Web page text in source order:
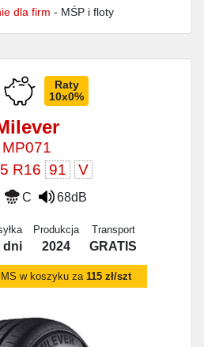
dla firm - MŚP i floty
Raty
10x0%
MP071
R16 91 V
C 68dB
dni
Produkcja
2024
Transport
GRATIS
w koszyku za115 zł/szt